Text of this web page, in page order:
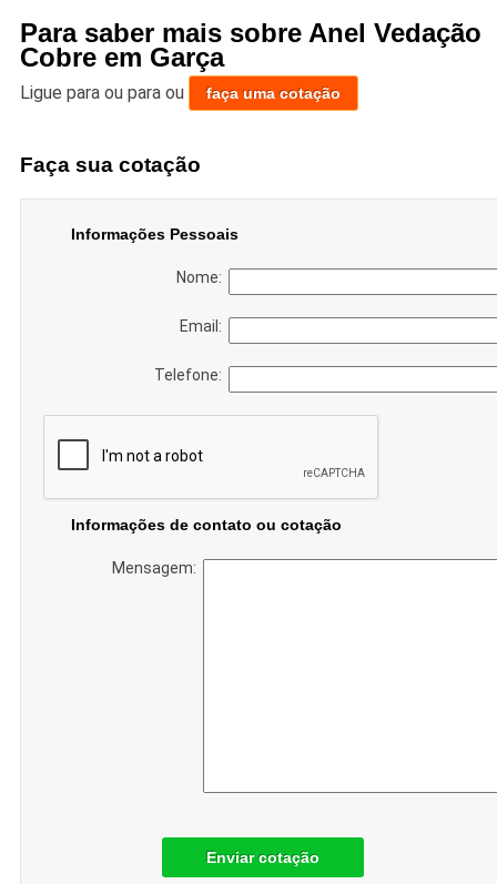
Para saber mais sobre Anel Vedação
Cobre em Garça
Ligue para ou para ou faça uma cotação
Faça sua cotação
Informações Pessoais
Nome:
Email:
Telefone:
Informações de contato ou cotação
Mensagem:
Enviar cotação